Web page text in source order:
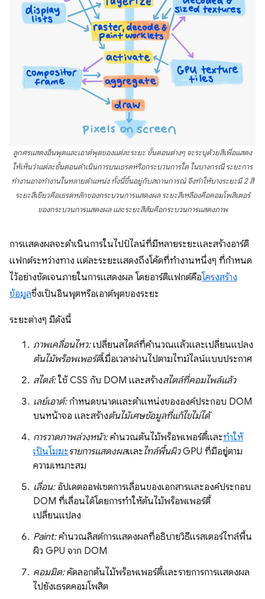
ลูกศรแสดงอินพุตและเอาต์พุตของแต่ละระยะ ขั้นตอนต่างๆ จะระบุด้วยสีเพื่อแสดง
ให้เห็นว่าแต่ละขั้นตอนดำเนินการบนเธรดหรือกระบวนการใด ในบางกรณี ระยะการ
ทำงานอาจทํางานในหลายตําแหน่ง ทั้งนี้ขึ้นอยู่กับสถานการณ์ จึงทําให้บางระยะมี 2 สี
ระยะสีเขียวคือเธรดหลักของกระบวนการแสดงผล ระยะสีเหลืองคือคอมโพสิเตอร์
ของกระบวนการแสดงผล และระยะสีส้มคือกระบวนการแสดงภาพ
การแสดงผลจะดำเนินการในไปป์ไลน์ที่มีหลายระยะและสร้างอาร์ติ
แฟกต์ระหว่างทาง แต่ละระยะแสดงถึงโค้ดที่ทํางานหนึ่งๆ ที่กําหนด
ไว้อย่างชัดเจนภายในการแสดงผล โดยอาร์ติแฟกต์คือโครงสร้าง
ข้อมูลซึ่งเป็นอินพุตหรือเอาต์พุตของระยะ
ระยะต่างๆ มีดังนี้
ภาพเคลื่อนไหว:เปลี่ยนสไตล์ที่คำนวณแล้วและเปลี่ยนแปลง
ต้นไม้พร็อพเพอร์ตี้เมื่อเวลาผ่านไปตามไทม์ไลน์แบบประกาศ
สไตล์:ใช้ CSS กับ DOM และสร้างสไตล์ที่คอมไพล์แล้ว
เลย์เอาต์:กำหนดขนาดและตำแหน่งขององค์ประกอบ DOM
บนหน้าจอ และสร้างต้นไม้เศษข้อมูลที่แก้ไขไม่ได้
การวาดภาพล่วงหน้า:คำนวณต้นไม้พร็อพเพอร์ตี้และทำให้
เป็นโมฆะรายการแสดงผลและไทล์พื้นผิวGPU ที่มีอยู่ตาม
ความเหมาะสม
เลื่อน:อัปเดตออฟเซตการเลื่อนของเอกสารและองค์ประกอบ
DOM ที่เลื่อนได้โดยการทำให้ต้นไม้พร็อพเพอร์ตี้
เปลี่ยนแปลง
Paint:คำนวณลิสต์การแสดงผลที่อธิบายวิธีแรสเตอร์ไทล์พื้น
ผิว GPU จาก DOM
คอมมิต:คัดลอกต้นไม้พร็อพเพอร์ตี้และรายการการแสดงผล
ไปยังเธรดคอมโพสิต